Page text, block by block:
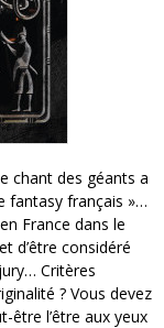
chant des géants a
fantasy français »…
France dans le
d’être considéré
Critères
? Vous devez
être l’être aux yeux